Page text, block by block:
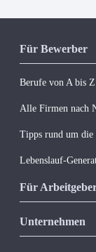
Für Bewerber
Berufe von A bis Z
Alle Firmen nach
Tipps rund um die
Lebenslauf-
Für
Unsere Produkte
Unternehmen